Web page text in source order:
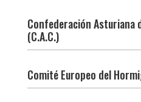
Confederación Asturiana
(C.A.C.)
Comité Europeo del